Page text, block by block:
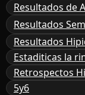
Resultados de
Resultados
Resultados
Estaditicas la
Retrospectos
5y6